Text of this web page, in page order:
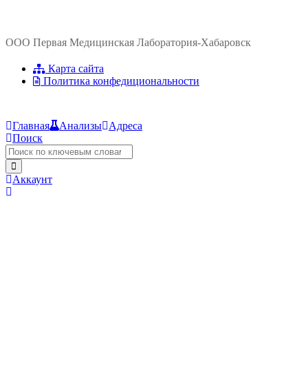
ООО Первая Медицинская Лаборатория-Хабаровск
Карта сайта
Политика конфедициональности
Главная Анализы
Адреса
Поиск
Аккаунт